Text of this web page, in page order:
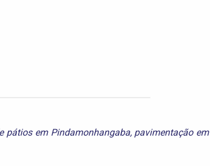
pátios em Pindamonhangaba, pavimentação em